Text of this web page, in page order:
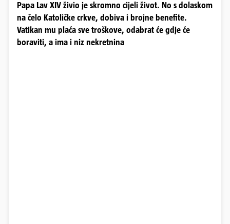
Papa Lav XIV živio je skromno cijeli život. No s dolaskom
na čelo Katoličke crkve, dobiva i brojne benefite.
Vatikan mu plaća sve troškove, odabrat će gdje će
boraviti, a ima i niz nekretnina